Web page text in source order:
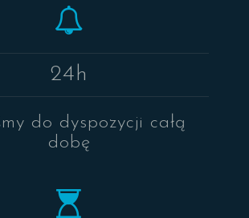
24h
do dyspozycji całą
dobę